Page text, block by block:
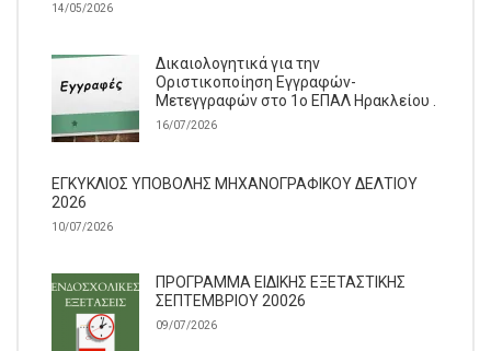
14/05/2026
Δικαιολογητικά για την
Οριστικοποίηση Εγγραφών-
Μετεγγραφών στο 1ο ΕΠΑΛ Ηρακλείου .
16/07/2026
ΕΓΚΥΚΛΙΟΣ ΥΠΟΒΟΛΗΣ ΜΗΧΑΝΟΓΡΑΦΙΚΟΥ ΔΕΛΤΙΟΥ
2026
10/07/2026
ΠΡΟΓΡΑΜΜΑ ΕΙΔΙΚΗΣ ΕΞΕΤΑΣΤΙΚΗΣ
ΣΕΠΤΕΜΒΡΙΟΥ 20026
09/07/2026